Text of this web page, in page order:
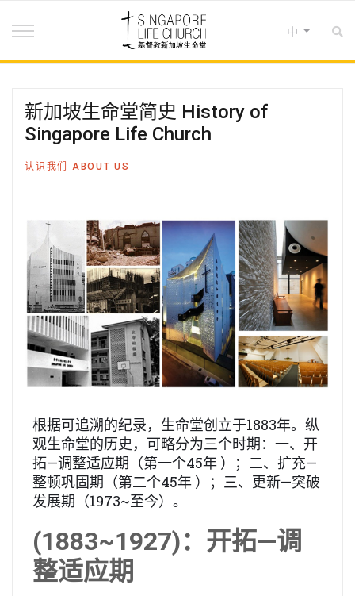
选择你的语音
中
新加坡生命堂简史 History of
Singapore Life Church
认识我们 ABOUT US
根据可追溯的纪录，生命堂创立于1883年。纵
观生命堂的历史，可略分为三个时期：一、开
拓—调整适应期（第一个45年 ）；二、扩充—
整顿巩固期（第二个45年 ）；三、更新—突破
发展期（1973~至今）。
(1883~1927)：开拓—调
整适应期